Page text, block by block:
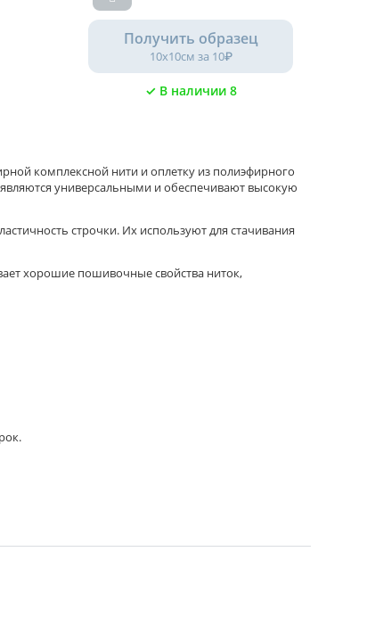
Получить образец
10х10см за 10₽
✓ В наличии 8
комплексной нити и оплетку из полиэфирного
универсальными и обеспечивают высокую
строчки. Их используют для стачивания
хорошие пошивочные свойства ниток,